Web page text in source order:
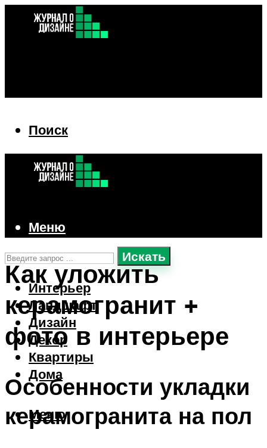
Поиск
Искать
Интерьер
Ландшафт
Дизайн
Декор
Квартиры
Дома
Меню
Меню
Как уложить
керамогранит +
фото в интерьере
Особенности укладки
керамогранита на пол